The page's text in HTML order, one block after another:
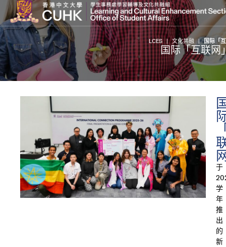
LCES|文化共融 |国际「
国际「互联网
于
学
年
推
出
的
新